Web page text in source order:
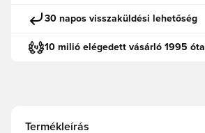
30 napos visszaküldési lehetőség
10 milió elégedett vásárló 1995 óta
Termékleírás